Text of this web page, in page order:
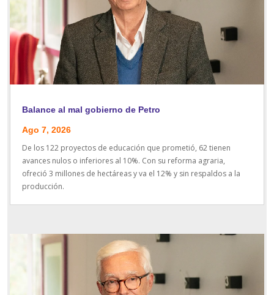
Balance al mal gobierno de Petro
Ago 7, 2026
De los 122 proyectos de educación que prometió, 62 tienen
avances nulos o inferiores al 10%. Con su reforma agraria,
ofreció 3 millones de hectáreas y va el 12% y sin respaldos a la
producción.